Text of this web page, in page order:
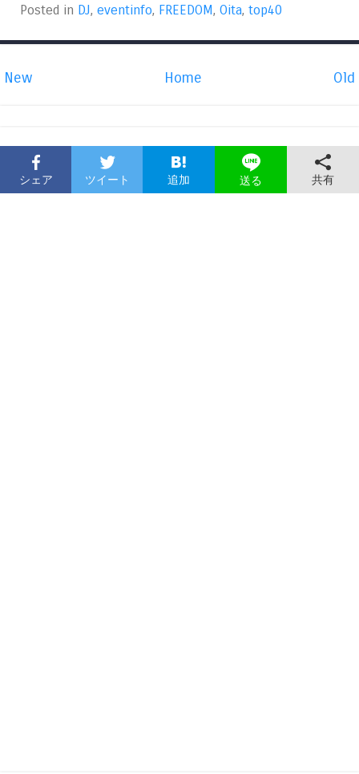
Posted in DJ, eventinfo, FREEDOM, Oita, top40
New Old
Home
シェア ツイート 追加 送る 共有